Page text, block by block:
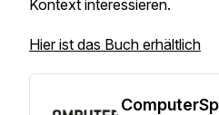
Kontext interessieren.
Hier ist das Buch erhältlich